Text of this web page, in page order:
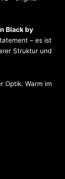
Black by
– es ist
Struktur und
Optik. Warm im